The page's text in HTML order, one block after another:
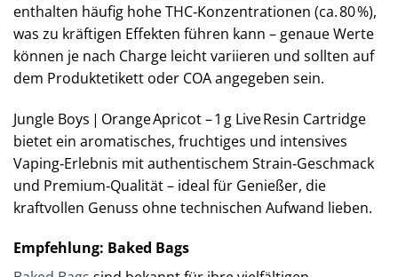
enthalten häufig hohe THC‑Konzentrationen (ca. 80 %),
was zu kräftigen Effekten führen kann – genaue Werte
können je nach Charge leicht variieren und sollten auf
dem Produktetikett oder COA angegeben sein.
Jungle Boys | Orange Apricot – 1 g Live Resin Cartridge
bietet ein aromatisches, fruchtiges und intensives
Vaping‑Erlebnis mit authentischem Strain‑Geschmack
und Premium‑Qualität – ideal für Genießer, die
kraftvollen Genuss ohne technischen Aufwand lieben.
Empfehlung: Baked Bags